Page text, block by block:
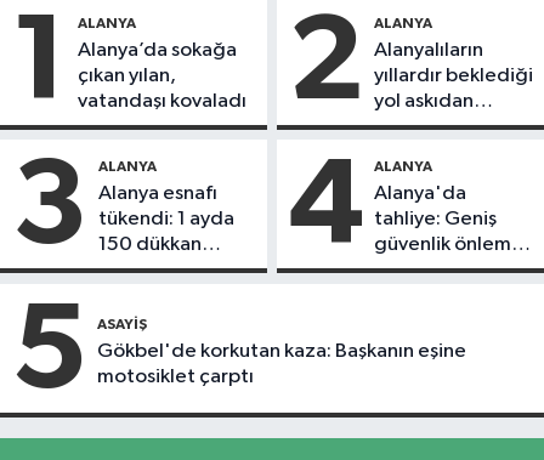
1 ALANYA
Alanya’da sokağa
çıkan yılan,
vatandaşı kovaladı
2 ALANYA
Alanyalıların
yıllardır beklediği
yol askıdan
döndü
3 ALANYA
Alanya esnafı
tükendi: 1 ayda
150 dükkan
kapandı
4 ALANYA
Alanya'da
tahliye: Geniş
güvenlik önlemi
alındı
5 ASAYIŞ
Gökbel'de korkutan kaza: Başkanın eşine
motosiklet çarptı